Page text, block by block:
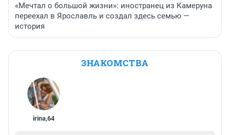
«Мечтал о большой жизни»: иностранец из Камеруна
переехал в Ярославль и создал здесь семью —
история
ЗНАКОМСТВА
irina,64